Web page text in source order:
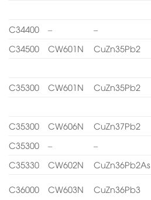
C34400 – –
C34500
CW601N CuZn35Pb2
C35300 CW601N CuZn35Pb2
C35300 CW606N CuZn37Pb2
C35300
– –
C35330
CW602N CuZn36Pb2As
C36000 CW603N CuZn36Pb3